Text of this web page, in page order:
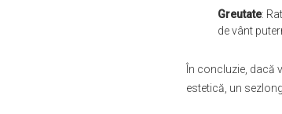
Greutate:
de vânt
În concluzie, dacă
estetică, un